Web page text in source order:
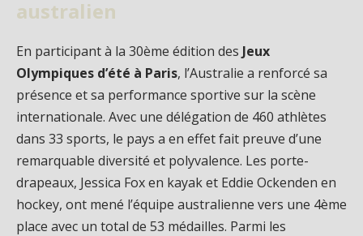
australien
En participant à la 30ème édition des Jeux
Olympiques d’été à Paris, l’Australie a renforcé sa
présence et sa performance sportive sur la scène
internationale. Avec une délégation de 460 athlètes
dans 33 sports, le pays a en effet fait preuve d’une
remarquable diversité et polyvalence. Les porte-
drapeaux, Jessica Fox en kayak et Eddie Ockenden en
hockey, ont mené l’équipe australienne vers une 4ème
place avec un total de 53 médailles. Parmi les